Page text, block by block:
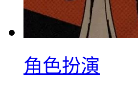
角色扮演